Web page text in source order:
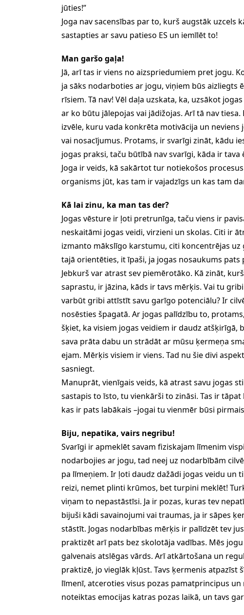
jūties!”
Joga nav sacensības par to, kurš augstāk uzcels
sastapties ar savu patieso ES un iemīlēt to!
Man garšo gaļa!
Jā, arī tas ir viens no aizspriedumiem pret jogu.
ja sāks nodarboties ar jogu, viņiem būs
rīsiem. Tā nav! Vēl daļa uzskata, ka, uzsākot
ar ko būtu jālepojas vai jādižojas. Arī tā nav
izvēle, kuru vada konkrēta motivācija un
vai nosacījumus. Protams, ir svarīgi zināt, kādu
jogas praksi, taču būtībā nav svarīgi, kāda ir
Joga ir veids, kā sakārtot tur notiekošos
organisms jūt, kas tam ir vajadzīgs un kas tam
Kā lai zinu, ka man tas der?
Jogas vēsture ir ļoti pretrunīga, taču viens ir
neskaitāmi jogas veidi, virzieni un skolas. Citi ir
izmanto mākslīgo karstumu, citi koncentrējas
tajā orientēties, it īpaši, ja jogas nosaukums
Jebkurš var atrast sev piemērotāko. Kā zināt,
saprastu, ir jāzina, kāds ir tavs mērķis. Vai tu
varbūt gribi attīstīt savu garīgo potenciālu? Ir
nosēsties špagatā. Ar jogas palīdzību to,
šķiet, ka visiem jogas veidiem ir daudz atšķirīgā,
sava prāta dabu un strādāt ar mūsu ķermeņa
ejam. Mērķis visiem ir viens. Tad nu šie divi
sasniegt.
Manuprāt, vienīgais veids, kā atrast savu jogas
sastapis to īsto, tu vienkārši to zināsi. Tas ir
kas ir pats labākais –jogai tu vienmēr būsi
Biju, nepatika, vairs negribu!
Svarīgi ir apmeklēt savam fiziskajam līmenim
nodarbojies ar jogu, tad neej uz nodarbībām
pa līmeņiem. Ir ļoti daudz dažādi jogas veidu un
reizi, nemet plinti krūmos, bet turpini meklēt!
viņam to nepastāstīsi. Ja ir pozas, kuras tev
bijuši kādi savainojumi vai traumas, ja ir sāpes
stāstīt. Jogas nodarbības mērķis ir palīdzēt tev
praktizēt arī pats bez skolotāja vadības. Mēs
galvenais atslēgas vārds. Arī atkārtošana un
praktizē, jo vieglāk kļūst. Tavs ķermenis atpazīst
līmenī, atceroties visus pozas pamatprincipus
noteiktas emocijas katras pozas laikā, un tavs